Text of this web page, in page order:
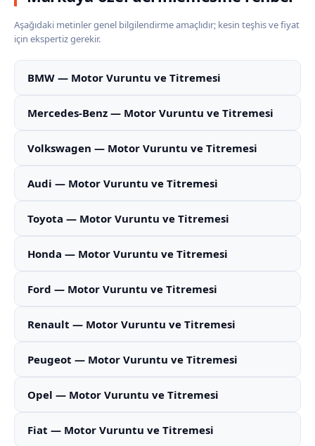
Aşağıdaki metinler genel bilgilendirme amaçlıdır; kesin teşhis ve fiyat
için ekspertiz gerekir.
BMW — Motor Vuruntu ve Titremesi
Mercedes-Benz — Motor Vuruntu ve Titremesi
Volkswagen — Motor Vuruntu ve Titremesi
Audi — Motor Vuruntu ve Titremesi
Toyota — Motor Vuruntu ve Titremesi
Honda — Motor Vuruntu ve Titremesi
Ford — Motor Vuruntu ve Titremesi
Renault — Motor Vuruntu ve Titremesi
Peugeot — Motor Vuruntu ve Titremesi
Opel — Motor Vuruntu ve Titremesi
Fiat — Motor Vuruntu ve Titremesi